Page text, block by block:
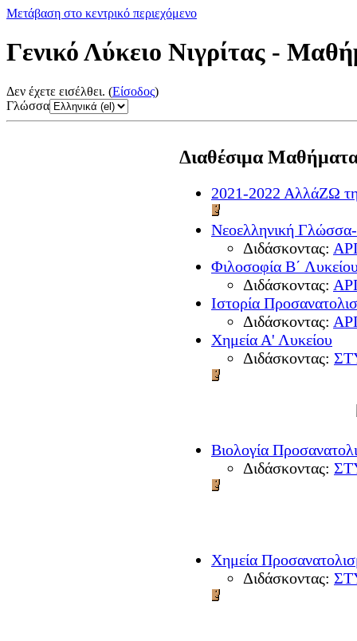
Μετάβαση στο κεντρικό περιεχόμενο
Γενικό Λύκειο Νιγρίτας -
Δεν έχετε εισέλθει. (Είσοδος)
Γλώσσα
Διαθέσιμα
2021-2022 ΑλλάΖΩ
Νεοελληνική
Διδάσκοντας:
Φιλοσοφία Β΄
Διδάσκοντας:
Ιστορία
Διδάσκοντας:
Χημεία Α' Λυκείου
Διδάσκοντας:
Βιολογία
Διδάσκοντας:
Χημεία
Διδάσκοντας: